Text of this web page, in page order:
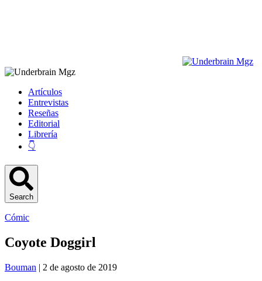
Artículos
Entrevistas
Reseñas
Editorial
Librería
👇
Search
Cómic
Coyote Doggirl
Bouman | 2 de agosto de 2019